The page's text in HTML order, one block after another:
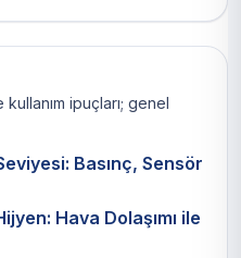
kullanım ipuçları; genel
Basınç, Sensör
Hava Dolaşımı ile